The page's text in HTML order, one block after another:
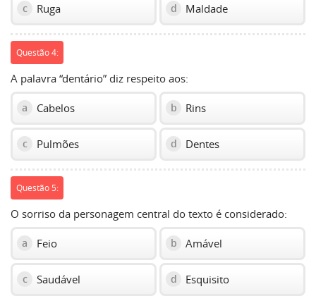
c Ruga d Maldade
Questão 4:
A palavra “dentário” diz respeito aos:
a Cabelos b Rins
c Pulmões d Dentes
Questão 5:
O sorriso da personagem central do texto é considerado:
a Feio b Amável
c Saudável d Esquisito